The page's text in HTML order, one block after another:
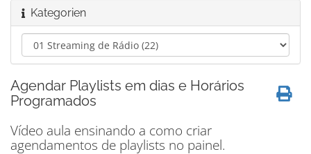
Kategorien
Agendar Playlists em dias e Horários
Programados
Vídeo aula ensinando a como criar
agendamentos de playlists no painel.